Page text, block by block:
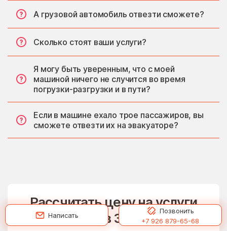
А грузовой автомобиль отвезти сможете?
Сколько стоят ваши услуги?
Я могу быть уверенным, что с моей
машиной ничего не случится во время
погрузки-разгрузки и в пути?
Если в машине ехало трое пассажиров, вы
сможете отвезти их на эвакуаторе?
Рассчитать цену на услуги
эвакуатора в Звенигороде
Написать
Позвонить
+7 926 879-65-68